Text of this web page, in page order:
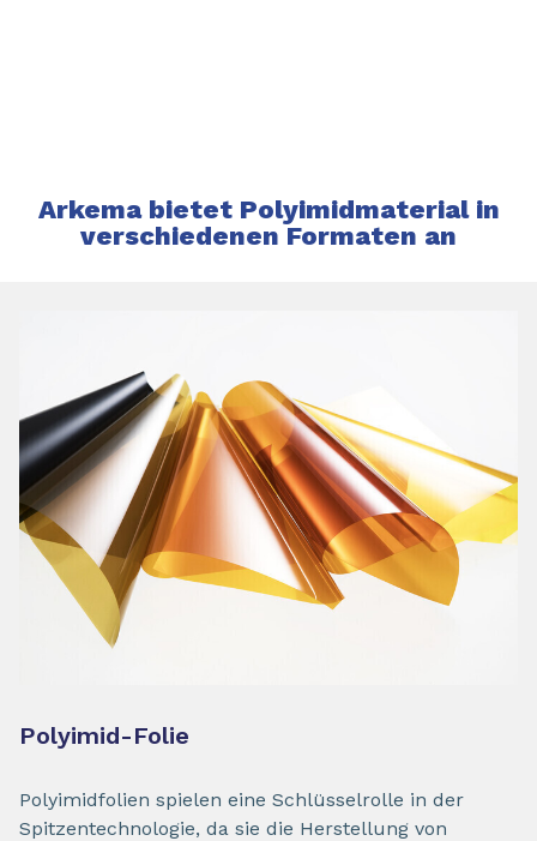
Arkema bietet Polyimidmaterial in
verschiedenen Formaten an
Polyimid-Folie
Polyimidfolien spielen eine Schlüsselrolle in der
Spitzentechnologie, da sie die Herstellung von